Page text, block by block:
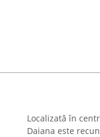
Localizată în
Daiana este